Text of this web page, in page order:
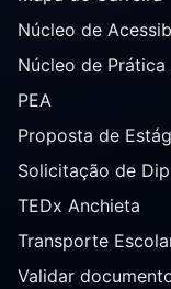
Núcleo de
Núcleo de
PEA
Proposta de
Solicitação de
TEDx Anchieta
Transporte
Validar